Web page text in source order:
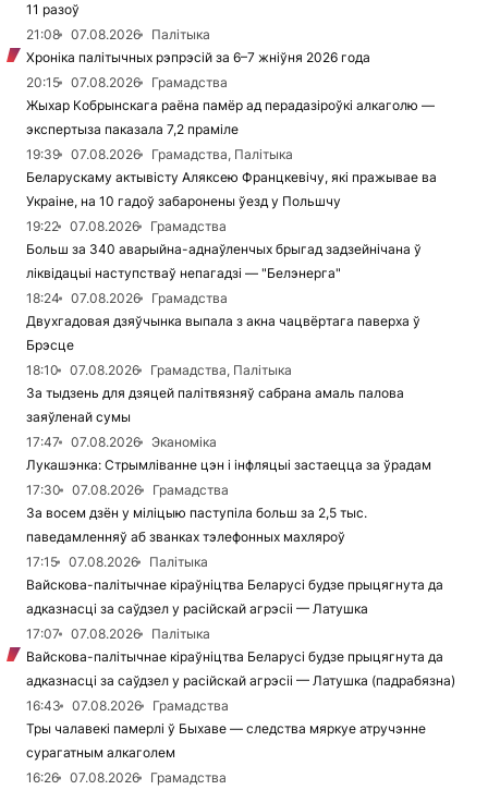
11 разоў
21:08
07.08.2026
Палітыка
Хроніка палітычных рэпрэсій за 6–7 жніўня 2026 года
20:15
07.08.2026
Грамадства
Жыхар Кобрынскага раёна памёр ад перадазіроўкі алкаголю —
экспертыза паказала 7,2 праміле
19:39
07.08.2026
Грамадства, Палітыка
Беларускаму актывісту Аляксею Францкевічу, які пражывае ва
Украіне, на 10 гадоў забаронены ўезд у Польшчу
19:22
07.08.2026
Грамадства
Больш за 340 аварыйна-аднаўленчых брыгад задзейнічана ў
ліквідацыі наступстваў непагадзі — "Белэнерга"
18:24
07.08.2026
Грамадства
Двухгадовая дзяўчынка выпала з акна чацвёртага паверха ў
Брэсце
18:10
07.08.2026
Грамадства, Палітыка
За тыдзень для дзяцей палітвязняў сабрана амаль палова
заяўленай сумы
17:47
07.08.2026
Эканоміка
Лукашэнка: Стрымліванне цэн і інфляцыі застаецца за ўрадам
17:30
07.08.2026
Грамадства
За восем дзён у міліцыю паступіла больш за 2,5 тыс.
паведамленняў аб званках тэлефонных махляроў
17:15
07.08.2026
Палітыка
Вайскова-палітычнае кіраўніцтва Беларусі будзе прыцягнута да
адказнасці за саўдзел у расійскай агрэсіі — Латушка
17:07
07.08.2026
Палітыка
Вайскова-палітычнае кіраўніцтва Беларусі будзе прыцягнута да
адказнасці за саўдзел у расійскай агрэсіі — Латушка (падрабязна)
16:43
07.08.2026
Грамадства
Тры чалавекі памерлі ў Быхаве — следства мяркуе атручэнне
сурагатным алкаголем
16:26
07.08.2026
Грамадства